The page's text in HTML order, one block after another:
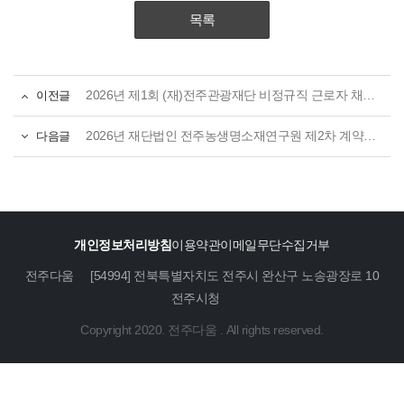
목록
이전글 2026년 제1회 (재)전주관광재단 비정규직 근로자 채용 공고
다음글 2026년 재단법인 전주농생명소재연구원 제2차 계약직 직원 채용 공고
개인정보처리방침이용약관이메일무단수집거부
전주다움
[54994] 전북특별자치도 전주시 완산구 노송광장로 10
전주시청
Copyright 2020. 전주다움 . All rights reserved.